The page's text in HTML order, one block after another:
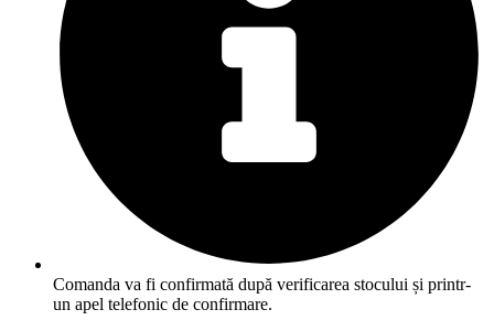
Comanda va fi confirmată după verificarea stocului și printr-
un apel telefonic de confirmare.